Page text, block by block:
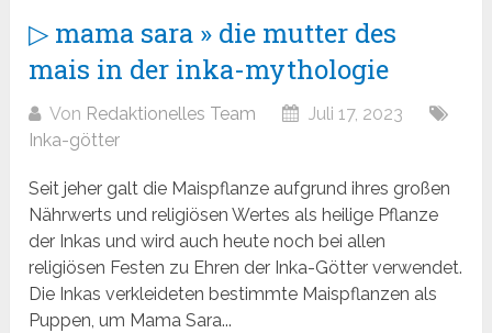
▷ mama sara » die mutter des
mais in der inka-mythologie
Von Redaktionelles Team
Juli 17, 2023
Inka-götter
Seit jeher galt die Maispflanze aufgrund ihres großen
Nährwerts und religiösen Wertes als heilige Pflanze
der Inkas und wird auch heute noch bei allen
religiösen Festen zu Ehren der Inka-Götter verwendet.
Die Inkas verkleideten bestimmte Maispflanzen als
Puppen, um Mama Sara...